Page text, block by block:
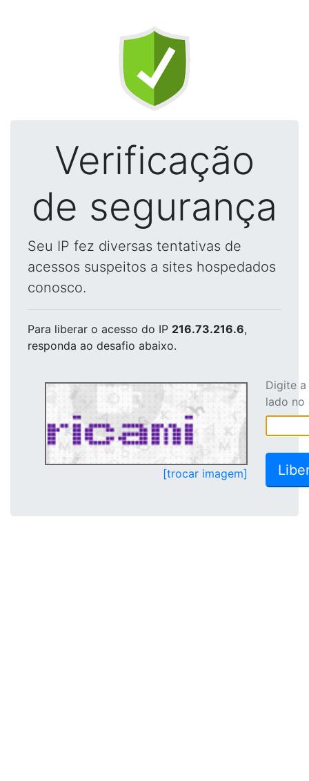
Verificação
de segurança
Seu IP fez diversas tentativas de
acessos suspeitos a sites hospedados
conosco.
Para liberar o acesso do IP 216.73.216.6,
responda ao desafio abaixo.
[trocar imagem]
Digite
lado no